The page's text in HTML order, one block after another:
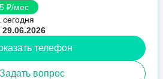
₽/мес
сегодня
29.06.2026
телефон
Задать вопрос